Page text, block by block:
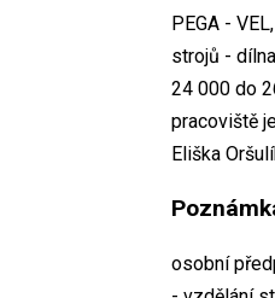
PEGA -
strojů -
24 000 do
pracoviště
Eliška
osobní